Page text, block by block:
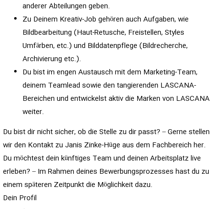
anderer Abteilungen geben.
Zu Deinem Kreativ-Job gehören auch Aufgaben, wie
Bildbearbeitung (Haut-Retusche, Freistellen, Styles
Umfärben, etc.) und Bilddatenpflege (Bildrecherche,
Archivierung etc.).
Du bist im engen Austausch mit dem Marketing-Team,
deinem Teamlead sowie den tangierenden LASCANA-
Bereichen und entwickelst aktiv die Marken von LASCANA
weiter.
Du bist dir nicht sicher, ob die Stelle zu dir passt? – Gerne stellen
wir den Kontakt zu Janis Zinke-Hüge aus dem Fachbereich her.
Du möchtest dein künftiges Team und deinen Arbeitsplatz live
erleben? – Im Rahmen deines Bewerbungsprozesses hast du zu
einem späteren Zeitpunkt die Möglichkeit dazu.
Dein Profil